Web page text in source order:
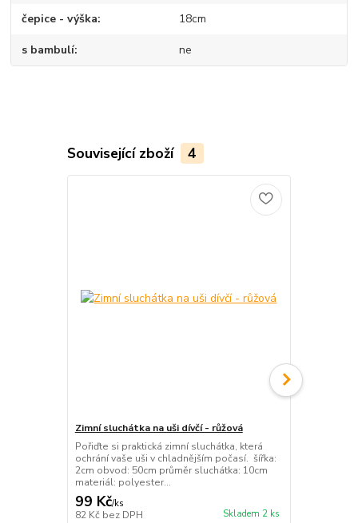
čepice - výška 18cm
s bambulí ne
Související zboží 4
Zimní sluchátka na uši dívčí - růžová
Pořiďte si praktická zimní sluchátka, která
ochrání vaše uši v chladnějším počasí. šířka:
2cm obvod: 50cm průměr sluchátka: 10cm
materiál: polyester...
99 Kč/ks
82 Kč bez DPH Skladem 2 ks